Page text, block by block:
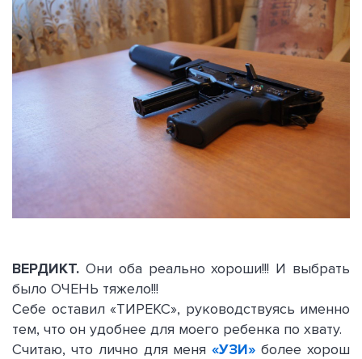
ВЕРДИКТ. Они оба реально хороши!!! И выбрать
было ОЧЕНЬ тяжело!!!
Себе оставил «ТИРЕКС», руководствуясь именно
тем, что он удобнее для моего ребенка по хвату.
Считаю, что лично для меня«УЗИ» более хорош